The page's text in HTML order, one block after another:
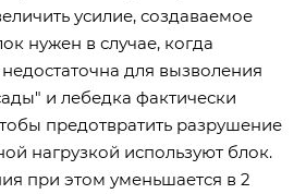
усилие, создаваемое
нужен в случае, когда
для вызволения
и лебедка фактически
предотвратить разрушение
нагрузкой используют блок.
при этом уменьшается в 2